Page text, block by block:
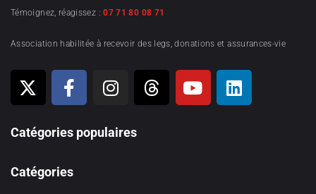
Témoignez, réagissez :07 71 80 08 71
Association habilitée à recevoir des legs, donations et assurances-vie
Catégories populaires
Catégories